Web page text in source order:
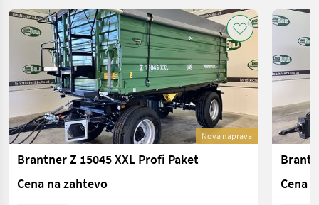
Nova naprava
Brantner Z 15045 XXL Profi Paket
Cena na zahtevo
Cena